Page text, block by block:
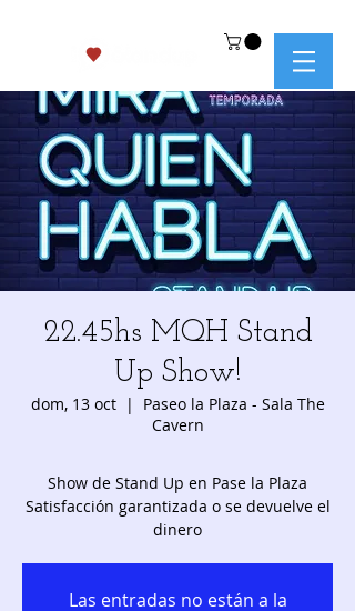
22.45hs MQH Stand
Up Show!
dom, 13 oct
  |
Paseo la Plaza - Sala The
Cavern
Show de Stand Up en Pase la Plaza
Satisfacción garantizada o se devuelve el
dinero
Las entradas no están a la